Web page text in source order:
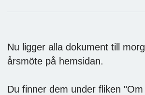
Nu ligger alla dokument till
årsmöte på hemsidan.
Du finner dem under fliken